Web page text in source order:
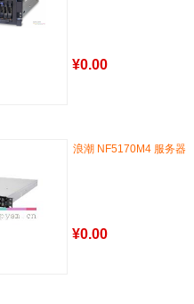
¥0.00
浪潮 NF5170M4 服务器
¥0.00